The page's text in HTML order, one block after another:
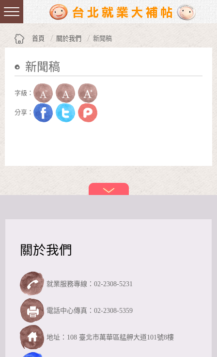
跳到主要內容區塊
:::
首頁 關於我們 新聞稿
新聞稿
字級：
分享：
關於我們
就業服務專線：02-2308-5231
電話中心傳真：02-2308-5359
地址：108 臺北市萬華區艋舺大道101號8樓